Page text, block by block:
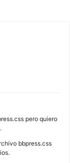
pero quiero
bbpress.css